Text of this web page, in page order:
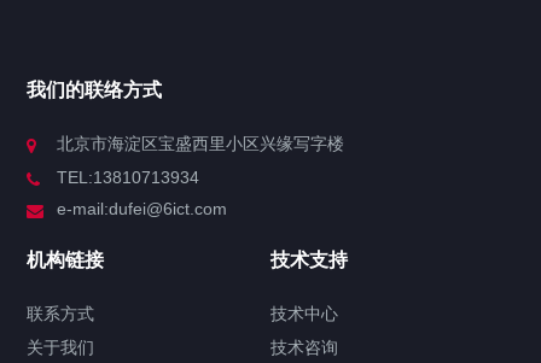
我们的联络方式
北京市海淀区宝盛西里小区兴缘写字楼
TEL:13810713934
e-mail:dufei@6ict.com
机构链接
联系方式
关于我们
技术支持
技术中心
技术咨询